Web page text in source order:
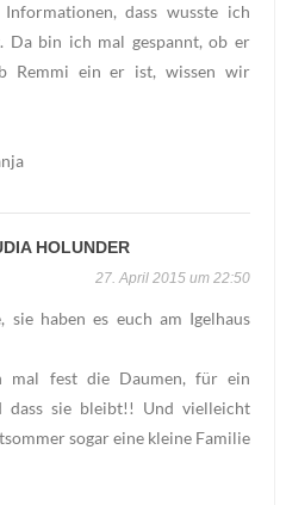
dass wusste ich
Da bin ich mal gespannt, ob er
Remmi ein er ist, wissen wir
HOLUNDER
27. April 2015 um 22:50
sie haben es euch am Igelhaus
mal fest die Daumen, für ein
dass sie bleibt!! Und vielleicht
sogar eine kleine Familie